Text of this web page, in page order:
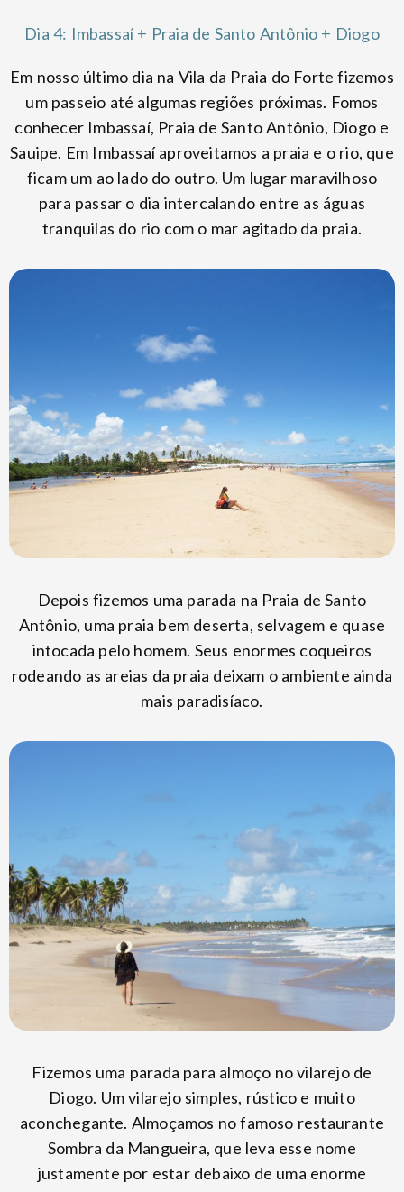
Dia 4: Imbassaí + Praia de Santo Antônio + Diogo
Em nosso último dia na Vila da Praia do Forte fizemos
um passeio até algumas regiões próximas. Fomos
conhecer Imbassaí, Praia de Santo Antônio, Diogo e
Sauipe. Em Imbassaí aproveitamos a praia e o rio, que
ficam um ao lado do outro. Um lugar maravilhoso
para passar o dia intercalando entre as águas
tranquilas do rio com o mar agitado da praia.
Depois fizemos uma parada na Praia de Santo
Antônio, uma praia bem deserta, selvagem e quase
intocada pelo homem. Seus enormes coqueiros
rodeando as areias da praia deixam o ambiente ainda
mais paradisíaco.
Fizemos uma parada para almoço no vilarejo de
Diogo. Um vilarejo simples, rústico e muito
aconchegante. Almoçamos no famoso restaurante
Sombra da Mangueira, que leva esse nome
justamente por estar debaixo de uma enorme